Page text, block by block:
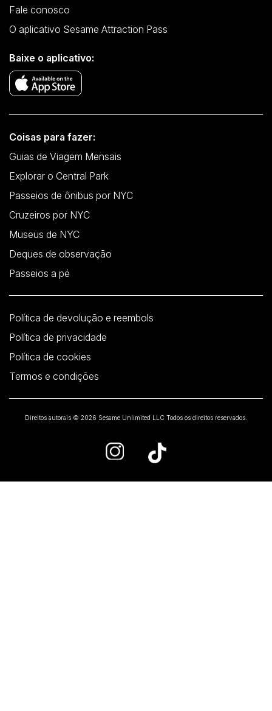
Fale conosco
O aplicativo Sesame Attraction Pass
Baixe o aplicativo:
Coisas para fazer:
Guias de Viagem Mensais
Explorar o Central Park
Passeios de ônibus por NYC
Cruzeiros por NYC
Museus de NYC
Deques de observação
Passeios a pé
Política de devolução e reembols
Política de privacidade
Política de cookies
Termos e condições
Direitos autorais © 2026 Sesame Unlimited LLC Todos os direitos reservados.